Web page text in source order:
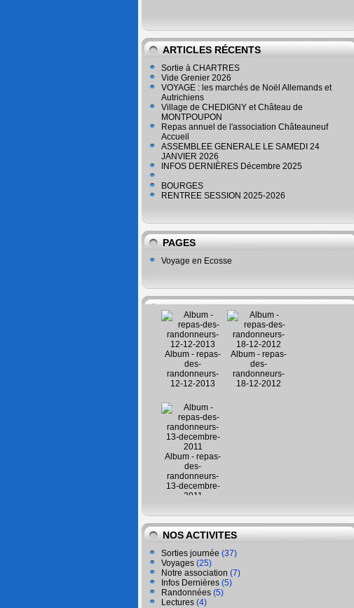
ARTICLES RÉCENTS
Sortie à CHARTRES
Vide Grenier 2026
VOYAGE : les marchés de Noël Allemands et
Autrichiens
Village de CHEDIGNY et Château de
MONTPOUPON
Repas annuel de l'association Châteauneuf
Accueil
ASSEMBLEE GENERALE LE SAMEDI 24
JANVIER 2026
INFOS DERNIÈRES Décembre 2025
BOURGES
RENTREE SESSION 2025-2026
PAGES
Voyage en Ecosse
Album - repas-
des-
randonneurs-
12-12-2013
Album - repas-
des-
randonneurs-
18-12-2012
Album - repas-
des-
randonneurs-
13-decembre-
2011
NOS ACTIVITES
Sorties journée (37)
Voyages (25)
Notre association (7)
Infos Dernières (5)
Randonnées (5)
Lectures (4)